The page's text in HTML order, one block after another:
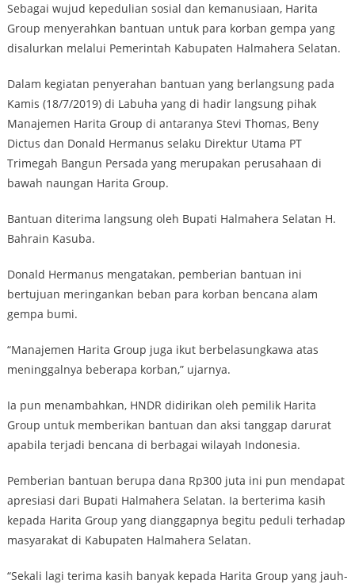
Sebagai wujud kepedulian sosial dan kemanusiaan, Harita
Group menyerahkan bantuan untuk para korban gempa yang
disalurkan melalui Pemerintah Kabupaten Halmahera Selatan.
Dalam kegiatan penyerahan bantuan yang berlangsung pada
Kamis (18/7/2019) di Labuha yang di hadir langsung pihak
Manajemen Harita Group di antaranya Stevi Thomas, Beny
Dictus dan Donald Hermanus selaku Direktur Utama PT
Trimegah Bangun Persada yang merupakan perusahaan di
bawah naungan Harita Group.
Bantuan diterima langsung oleh Bupati Halmahera Selatan H.
Bahrain Kasuba.
Donald Hermanus mengatakan, pemberian bantuan ini
bertujuan meringankan beban para korban bencana alam
gempa bumi.
“Manajemen Harita Group juga ikut berbelasungkawa atas
meninggalnya beberapa korban,” ujarnya.
Ia pun menambahkan, HNDR didirikan oleh pemilik Harita
Group untuk memberikan bantuan dan aksi tanggap darurat
apabila terjadi bencana di berbagai wilayah Indonesia.
Pemberian bantuan berupa dana Rp300 juta ini pun mendapat
apresiasi dari Bupati Halmahera Selatan. Ia berterima kasih
kepada Harita Group yang dianggapnya begitu peduli terhadap
masyarakat di Kabupaten Halmahera Selatan.
“Sekali lagi terima kasih banyak kepada Harita Group yang jauh-